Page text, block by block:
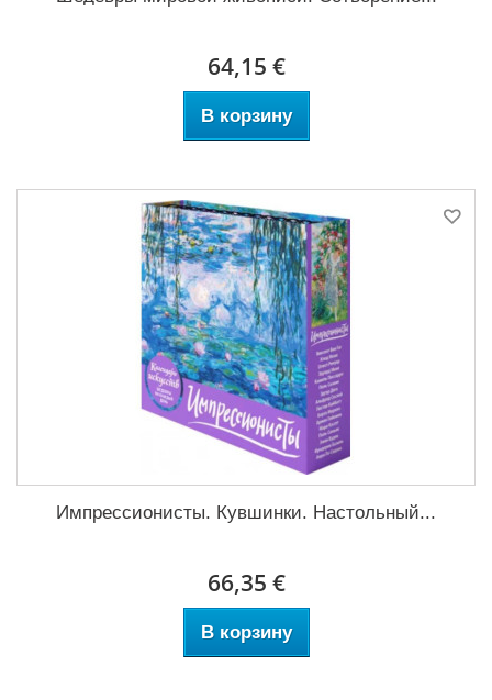
64,15 €
В корзину
Импрессионисты. Кувшинки. Настольный...
66,35 €
В корзину